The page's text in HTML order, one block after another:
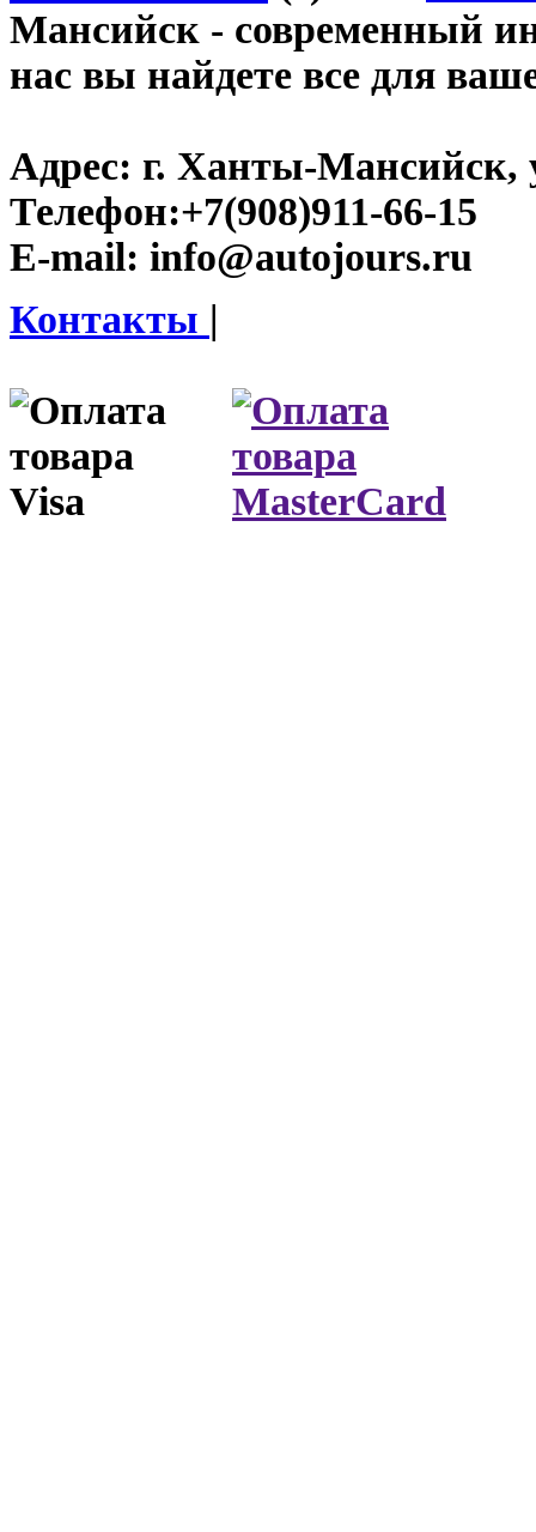
Мансийск - современный
нас вы найдете все для
Адрес: г. Ханты-Мансийск,
Телефон:+7(908)911-66-15
E-mail: info@autojours.ru
Контакты |